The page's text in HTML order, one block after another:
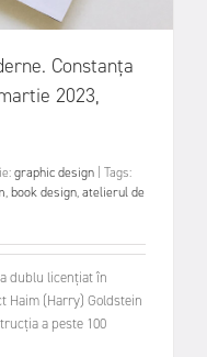
Constanța
2023,
graphic design Tags:
,book design,atelierul de
dublu licențiat în
(Harry) Goldstein
a peste 100